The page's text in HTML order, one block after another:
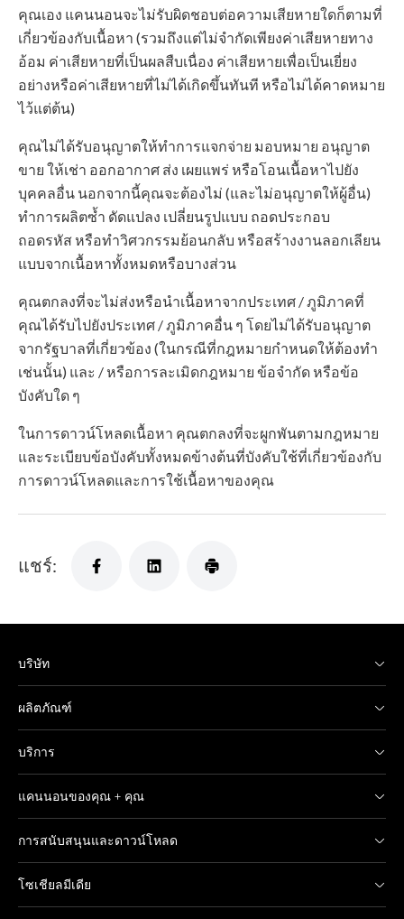
คุณเอง แคนนอนจะไม่รับผิดชอบต่อความเสียหายใดก็ตามที่
เกี่ยวข้องกับเนื้อหา (รวมถึงแต่ไม่จำกัดเพียงค่าเสียหายทาง
อ้อม ค่าเสียหายที่เป็นผลสืบเนื่อง ค่าเสียหายเพื่อเป็นเยี่ยง
อย่างหรือค่าเสียหายที่ไม่ได้เกิดขึ้นทันที หรือไม่ได้คาดหมาย
ไว้แต่ต้น)
คุณไม่ได้รับอนุญาตให้ทำการแจกจ่าย มอบหมาย อนุญาต
ขาย ให้เช่า ออกอากาศ ส่ง เผยแพร่ หรือโอนเนื้อหาไปยัง
บุคคลอื่น นอกจากนี้คุณจะต้องไม่ (และไม่อนุญาตให้ผู้อื่น)
ทำการผลิตซ้ำ ดัดแปลง เปลี่ยนรูปแบบ ถอดประกอบ
ถอดรหัส หรือทำวิศวกรรมย้อนกลับ หรือสร้างงานลอกเลียน
แบบจากเนื้อหาทั้งหมดหรือบางส่วน
คุณตกลงที่จะไม่ส่งหรือนำเนื้อหาจากประเทศ / ภูมิภาคที่
คุณได้รับไปยังประเทศ / ภูมิภาคอื่น ๆ โดยไม่ได้รับอนุญาต
จากรัฐบาลที่เกี่ยวข้อง (ในกรณีที่กฎหมายกำหนดให้ต้องทำ
เช่นนั้น) และ / หรือการละเมิดกฎหมาย ข้อจำกัด หรือข้อ
บังคับใด ๆ
ในการดาวน์โหลดเนื้อหา คุณตกลงที่จะผูกพันตามกฎหมาย
และระเบียบข้อบังคับทั้งหมดข้างต้นที่บังคับใช้ที่เกี่ยวข้องกับ
การดาวน์โหลดและการใช้เนื้อหาของคุณ
แชร์:
บริษัท
ผลิตภัณฑ์
บริการ
แคนนอนของคุณ + คุณ
การสนับสนุนและดาวน์โหลด
โซเชียลมีเดีย